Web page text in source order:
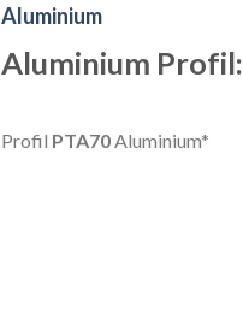
Aluminium
Aluminium Profil:
Profil PTA70Aluminium*